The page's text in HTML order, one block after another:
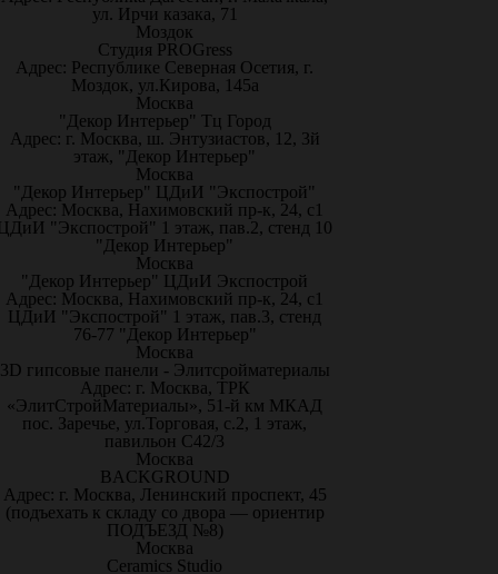
ул. Ирчи казака, 71
Моздок
Студия PROGress
Адрес: Республике Северная Осетия, г.
Моздок, ул.Кирова, 145а
Москва
"Декор Интерьер" Тц Город
Адрес: г. Москва, ш. Энтузиастов, 12, 3й
этаж, "Декор Интерьер"
Москва
"Декор Интерьер" ЦДиИ "Экспострой"
Адрес: Москва, Нахимовский пр-к, 24, с1
"Экспострой" 1 этаж, пав.2, стенд 10
"Декор Интерьер"
Москва
"Декор Интерьер" ЦДиИ Экспострой
Адрес: Москва, Нахимовский пр-к, 24, с1
ЦДиИ "Экспострой" 1 этаж, пав.3, стенд
76-77 "Декор Интерьер"
Москва
3D гипсовые панели - Элитсройматериалы
Адрес: г. Москва, ТРК
«ЭлитСтройМатериалы», 51-й км МКАД
пос. Заречье, ул.Торговая, с.2, 1 этаж,
павильон С42/3
Москва
BACKGROUND
Адрес: г. Москва, Ленинский проспект, 45
(подъехать к складу со двора — ориентир
ПОДЪЕЗД №8)
Москва
Ceramics Studio